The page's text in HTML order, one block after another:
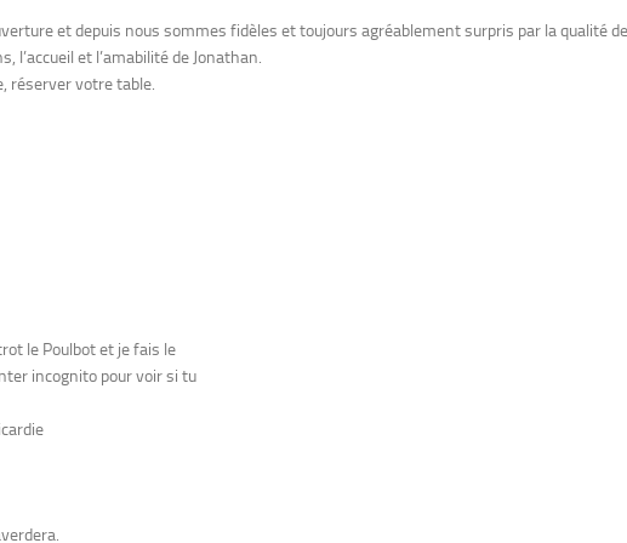
et depuis nous sommes fidèles et toujours agréablement surpris par la qualité
l’accueil et l’amabilité de Jonathan.
réserver votre table.
le Poulbot et je fais le
incognito pour voir si tu